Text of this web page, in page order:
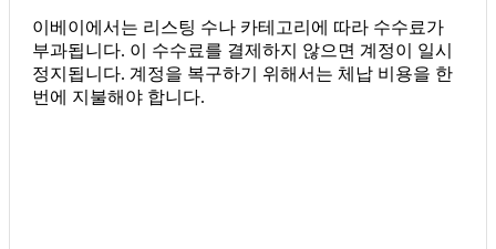
이베이에서는 리스팅 수나 카테고리에 따라 수수료가
부과됩니다. 이 수수료를 결제하지 않으면 계정이 일시
정지됩니다. 계정을 복구하기 위해서는 체납 비용을 한
번에 지불해야 합니다.